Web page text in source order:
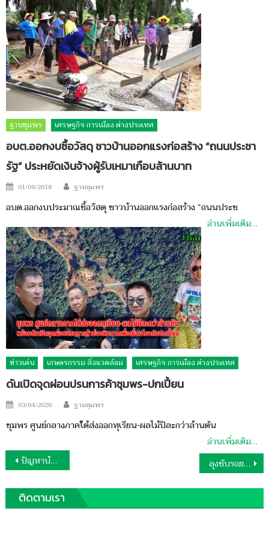
ฐานชุมพร เศรษฐกิจ การเมือง ต่างประเทศ
อบต.ออกงบซื้อวัสดุ ชาวบ้านออกแรงก่อสร้าง “ถนนประชา
รัฐ” ประหยัดเงินจ้างผู้รับเหมาเกือบล้านบาท
Posted
01/09/2018 Author
ฐานชุมพร
อบต.ออกงบประมาณซื้อวัสดุ ชาวบ้านออกแรงก่อสร้าง “ถนนประช
อ่านเพิ่มเติม…
ข่าวเด่น เกษตรกรรม สิ่งแวดล้อม เศรษฐกิจ การเมือง ต่างประเทศ
ดันเปิดจุดผ่อนปรนการค้าชุมพร-ปกเปี้ยน
Posted
03/04/2026 Author
ฐานชุมพร
ชุมพร ศูนย์กลางภาคใต้ส่งออกทุเรียน-ผลไม้ปีละกว่าล้านตัน
อ่านเพิ่มเติม…
แนะแนว
เรื่อง
ปัญหาบ้านนกนางแอ่น ใครต้องรับผิดชอบ โดย…แมลงวันหัวเขียว. ลุงขับรถยนต์ประตูซ้ายปิดไม่สนิท เอื้อมมือดึงรถตกร่องน้ำกระแทกดับ
ติดตามเรา